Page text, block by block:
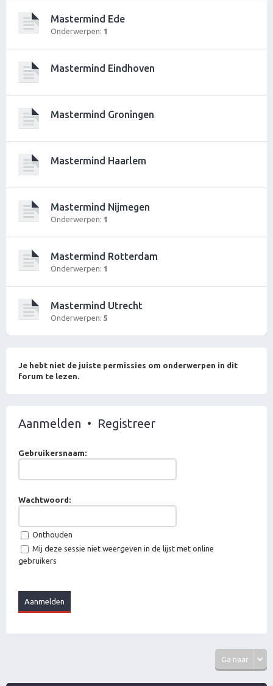
Mastermind Ede
Onderwerpen: 1
Mastermind Eindhoven
Mastermind Groningen
Mastermind Haarlem
Mastermind Nijmegen
Onderwerpen: 1
Mastermind Rotterdam
Onderwerpen: 1
Mastermind Utrecht
Onderwerpen: 5
Je hebt niet de juiste permissies om onderwerpen in dit
forum te lezen.
Aanmelden • Registreer
Gebruikersnaam:
Wachtwoord:
Onthouden
Mij deze sessie niet weergeven in de lijst met online
gebruikers
Ga naar